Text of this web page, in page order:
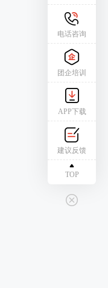
报名时间
电话咨询
团企培训
APP下载
建议反馈
TOP